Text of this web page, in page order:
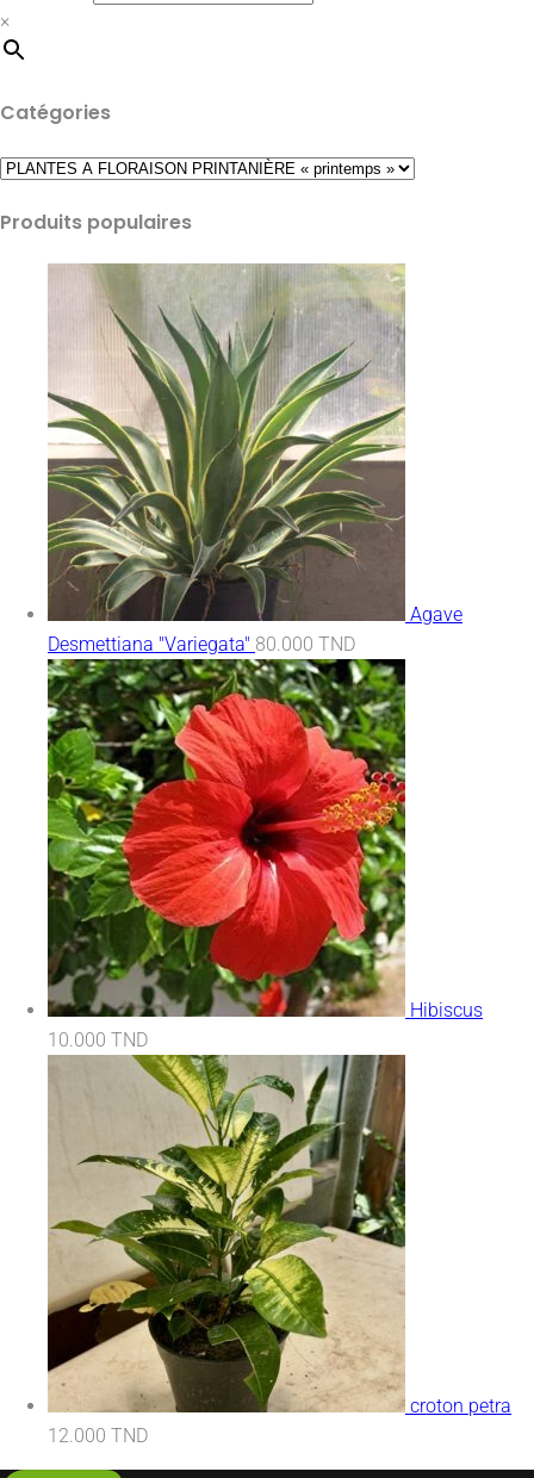
×
Catégories
Produits populaires
Agave
Desmettiana "Variegata" 80.000 TND
Hibiscus
10.000 TND
croton petra
12.000 TND